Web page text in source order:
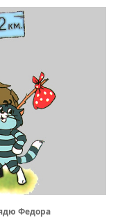
Федора